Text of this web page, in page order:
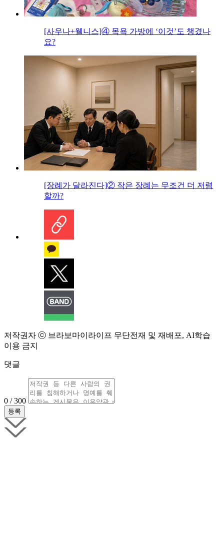
[사우나+웰니스]④ 목욕 가방에 ‘이것’도 챙겼나
요?
[장례가 달라진다]② 작은 장례는 무조건 더 저렴
할까?
저작권자 ⓒ 브라보마이라이프 무단전재 및 재배포, AI학습
이용 금지
댓글
0 / 300